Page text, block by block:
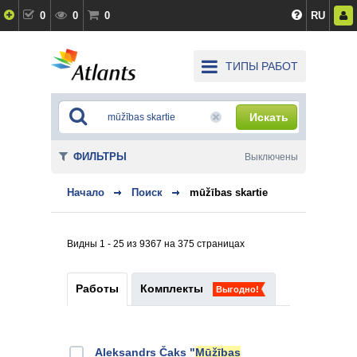
0 0 0 RU
ТИПЫ РАБОТ
Искать
Начало Поиск mūžības skartie
Видны 1 - 25 из 9367 на 375 страницах
Работы Комплекты Выгодно!
Aleksandrs Čaks "Mūžības
ФИЛЬТРЫ Выключены